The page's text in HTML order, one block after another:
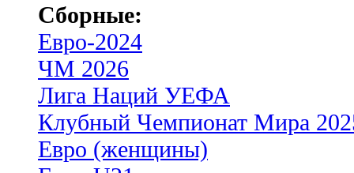
Сборные:
Евро-2024
ЧМ 2026
Лига Наций УЕФА
Клубный Чемпионат Мира
Евро (женщины)